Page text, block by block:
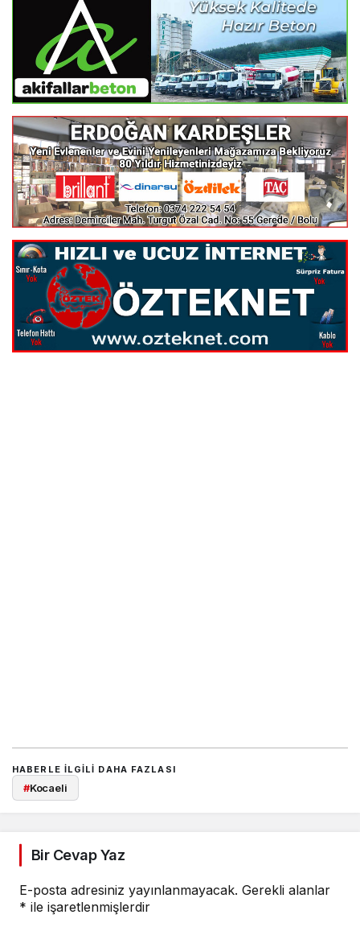
HABERLE ILGILI DAHA FAZLASI
#Kocaeli
Bir Cevap Yaz
E-posta adresiniz yayınlanmayacak. Gerekli alanlar
* ile işaretlenmişlerdir